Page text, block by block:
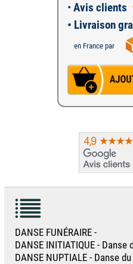
• Avis clients
• Livraison
en France par
DANSE FUNÉRAIRE -
DANSE INITIATIQUE - Danse
DANSE NUPTIALE - Danse